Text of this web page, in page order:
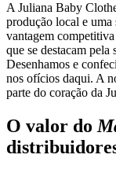
A Juliana Baby
produção local e uma
vantagem
que se destacam
Desenhamos e
nos ofícios daqui. A
parte do coração da
O valor do